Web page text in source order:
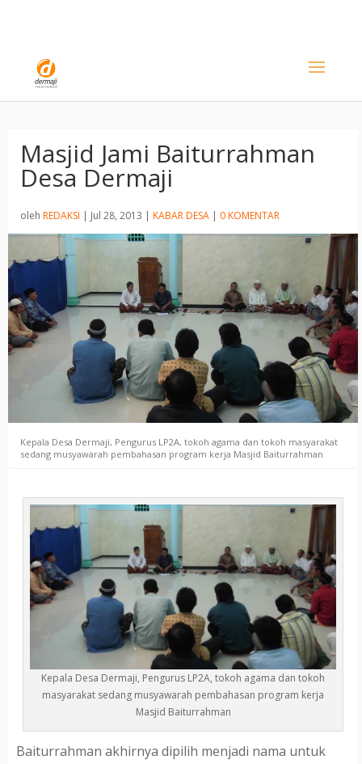
Masjid Jami Baiturrahman
Desa Dermaji
oleh REDAKSI | Jul 28, 2013 | KABAR DESA | 0 KOMENTAR
Kepala Desa Dermaji, Pengurus LP2A, tokoh agama dan tokoh masyarakat
sedang musyawarah pembahasan program kerja Masjid Baiturrahman
Kepala Desa Dermaji, Pengurus LP2A, tokoh agama dan tokoh
masyarakat sedang musyawarah pembahasan program kerja
Masjid Baiturrahman
Baiturrahman akhirnya dipilih menjadi nama untuk